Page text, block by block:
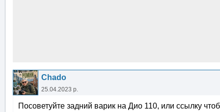
Chado
25.04.2023 р.
Посоветуйте задний варик на Дио 110, или ссылку